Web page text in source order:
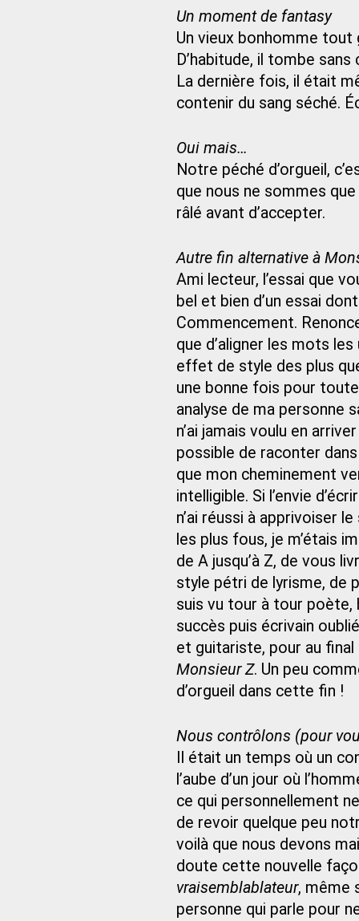
Un moment de fantasy
Un vieux bonhomme
D’habitude, il tombe
La dernière fois, il était
contenir du sang séché.
Oui mais…
Notre péché d’orgueil,
que nous ne sommes
râlé avant d’accepter.
Autre fin alternative à
Ami lecteur, l’essai que
bel et bien d’un essai
Commencement.
que d’aligner les mots
effet de style des plus
une bonne fois pour
analyse de ma personne
n’ai jamais voulu en
possible de raconter
que mon cheminement
intelligible. Si l’envie
n’ai réussi à apprivoiser
les plus fous, je m’étais
de A jusqu’à Z, de vous
style pétri de lyrisme, de
suis vu tour à tour poète,
succès puis écrivain
et guitariste, pour au
Monsieur Z. Un peu
d’orgueil dans cette fin !
Nous contrôlons (pour
Il était un temps où un
l’aube d’un jour où
ce qui personnellement
de revoir quelque peu
voilà que nous devons
doute cette nouvelle
vraisemblablateur, même
personne qui parle pour